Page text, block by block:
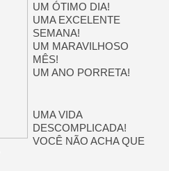
UM ÓTIMO DIA!
UMA EXCELENTE
SEMANA!
UM MARAVILHOSO
MÊS!
UM ANO PORRETA!
UMA VIDA
DESCOMPLICADA!
VOCÊ NÃO ACHA QUE